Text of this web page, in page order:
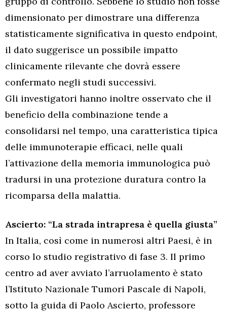
dimensionato per dimostrare una differenza
statisticamente significativa in questo endpoint,
il dato suggerisce un possibile impatto
clinicamente rilevante che dovrà essere
confermato negli studi successivi.
Gli investigatori hanno inoltre osservato che il
beneficio della combinazione tende a
consolidarsi nel tempo, una caratteristica tipica
delle immunoterapie efficaci, nelle quali
l’attivazione della memoria immunologica può
tradursi in una protezione duratura contro la
ricomparsa della malattia.
Ascierto: “La strada intrapresa è quella giusta”
In Italia, così come in numerosi altri Paesi, è in
corso lo studio registrativo di fase 3. Il primo
centro ad aver avviato l’arruolamento è stato
l’Istituto Nazionale Tumori Pascale di Napoli,
sotto la guida di Paolo Ascierto, professore